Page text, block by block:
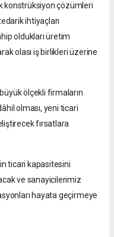
konstrüksiyon çözümleri
ihtiyaçları
oldukları üretim
olası iş birlikleri üzerine
ölçekli firmaların
olması, yeni ticari
fırsatlara
ticari kapasitesini
ve sanayicilerimiz
hayata geçirmeye